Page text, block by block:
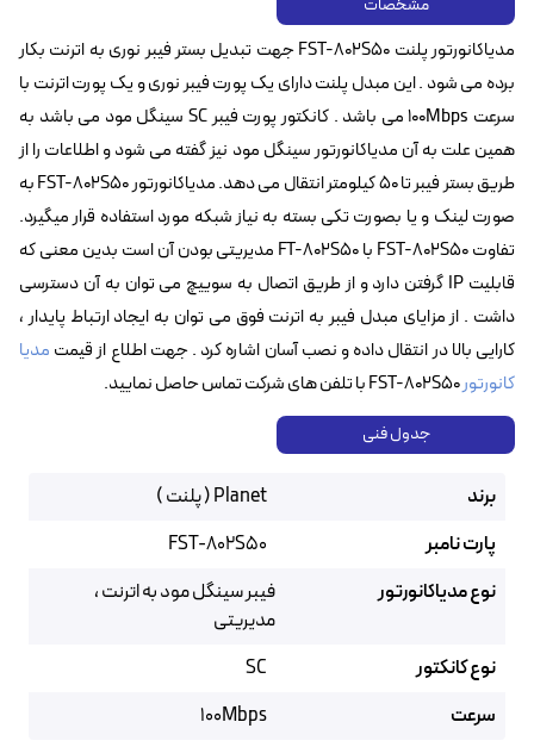
مشخصات
مدیاکانورتور پلنت FST-802S50 جهت تبدیل بستر فیبر نوری به اترنت بکار
برده می شود . این مبدل پلنت دارای یک پورت فیبر نوری و یک پورت اترنت با
سرعت 100Mbps می باشد . کانکتور پورت فیبر SC سینگل مود می باشد به
همین علت به آن مدیاکانورتور سینگل مود نیز گفته می شود و اطلاعات را از
طریق بستر فیبر تا ۵۰ کیلومتر انتقال می دهد. مدیاکانورتور FST-802S50 به
صورت لینک و یا بصورت تکی بسته به نیاز شبکه مورد استفاده قرار میگیرد.
تفاوت FST-802S50 با FT-802S50 مدیریتی بودن آن است بدین معنی که
قابلیت IP گرفتن دارد و از طریق اتصال به سوییچ می توان به آن دسترسی
داشت . از مزایای مبدل فیبر به اترنت فوق می توان به ایجاد ارتباط پایدار ،
کارایی بالا در انتقال داده و نصب آسان اشاره کرد . جهت اطلاع از قیمت مدیا
کانورتورFST-802S50 با تلفن های شرکت تماس حاصل نمایید.
جدول فنی
برند
Planet ( پلنت )
پارت نامبر
FST-802S50
نوع مدیاکانورتور
فیبر سینگل مود به اترنت ،
مدیریتی
نوع کانکتور
SC
سرعت
100Mbps